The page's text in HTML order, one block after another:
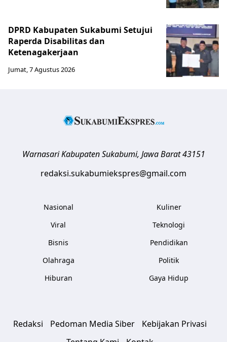
DPRD Kabupaten Sukabumi Setujui
Raperda Disabilitas dan
Ketenagakerjaan
Jumat, 7 Agustus 2026
Warnasari Kabupaten Sukabumi, Jawa Barat 43151
redaksi.sukabumiekspres@gmail.com
Nasional
Viral
Bisnis
Olahraga
Hiburan
Kuliner
Teknologi
Pendidikan
Politik
Gaya Hidup
Redaksi Pedoman Media Siber
Kebijakan Privasi